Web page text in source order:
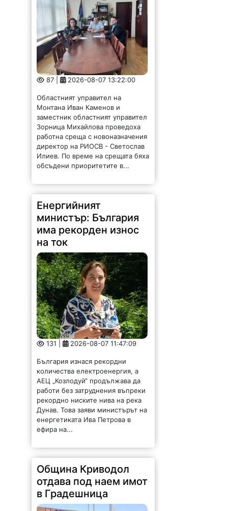
87 | 2026-08-07 13:22:00
Областният управител на
Монтана Иван Каменов и
заместник областният управител
Зорница Михайлова проведоха
работна среща с новоназначения
директор на РИОСВ - Светослав
Илиев. По време на срещата бяха
обсъдени приоритетите в...
Енергийният
министър: България
има рекорден износ
на ток
131 | 2026-08-07 11:47:09
България изнася рекордни
количества електроенергия, а
АЕЦ „Козлодуй“ продължава да
работи без затруднения въпреки
рекордно ниските нива на река
Дунав. Това заяви министърът на
енергетиката Ива Петрова в
ефира на...
Община Криводол
отдава под наем имот
в Градешница